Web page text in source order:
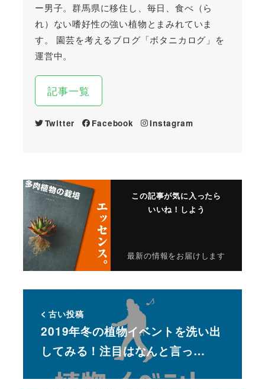
ー男子。群馬県に移住し、毎日、食べ（ら
れ）ない嗜好性の強い植物とまみれていま
す。 園芸を考えるブログ「ボタニカログ」を
運営中。
記事一覧
Twitter Facebook Instagram
この記事が気に入ったら
いいね！しよう
最新の情報をお届けします
古い投稿
2019年冬の植物イベントを洗い出
してみる！注目はなんと言っ…